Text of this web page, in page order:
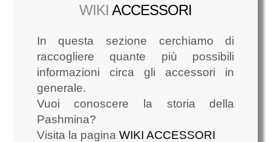
WIKI ACCESSORI
In questa sezione cerchiamo di
raccogliere quante più possibili
informazioni circa gli accessori in
generale.
Vuoi conoscere la storia della
Pashmina?
Visita la pagina WIKI ACCESSORI